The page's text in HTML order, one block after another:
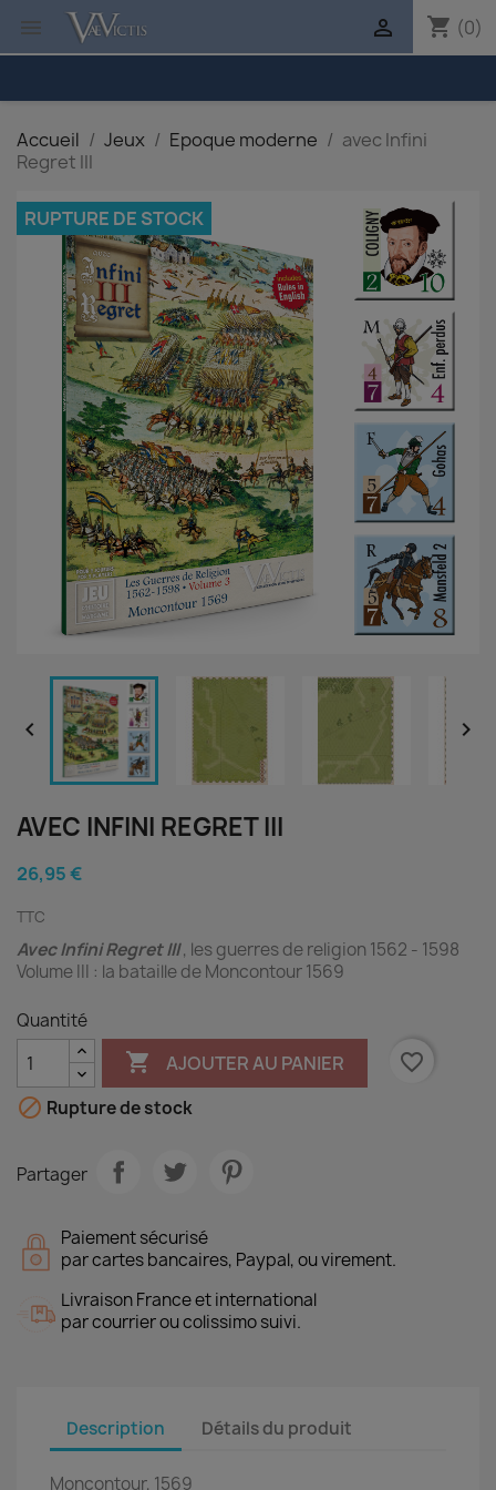
 shopping_cart (0)

Accueil Jeux Epoque moderne
avec Infini
Regret III
RUPTURE DE STOCK
 
AVEC INFINI REGRET III
26,95 €
TTC
Avec Infini Regret III, les guerres de religion 1562 - 1598
Volume III : la bataille de Moncontour 1569
Quantité
 AJOUTER AU PANIER
favorite_border
 Rupture de stock
Partager
Paiement sécurisé
par cartes bancaires, Paypal, ou virement.
Livraison France et international
par courrier ou colissimo suivi.
Description Détails du produit
Moncontour, 1569